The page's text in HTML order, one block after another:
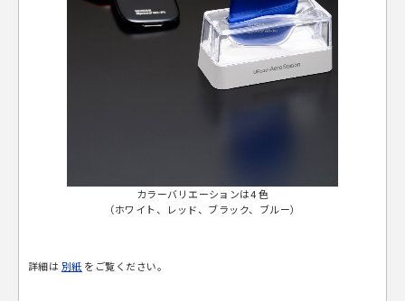
カラーバリエーションは4 色
（ホワイト、レッド、ブラック、ブルー）
詳細は 別紙 をご覧ください。